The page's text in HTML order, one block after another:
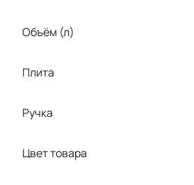
Объём (л)
Плита
Ручка
Цвет товара